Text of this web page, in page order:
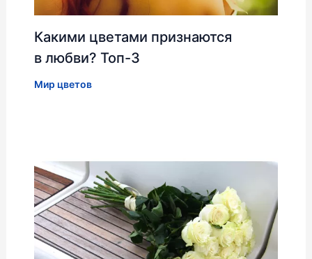
Какими цветами признаются
в любви? Топ-3
Мир цветов